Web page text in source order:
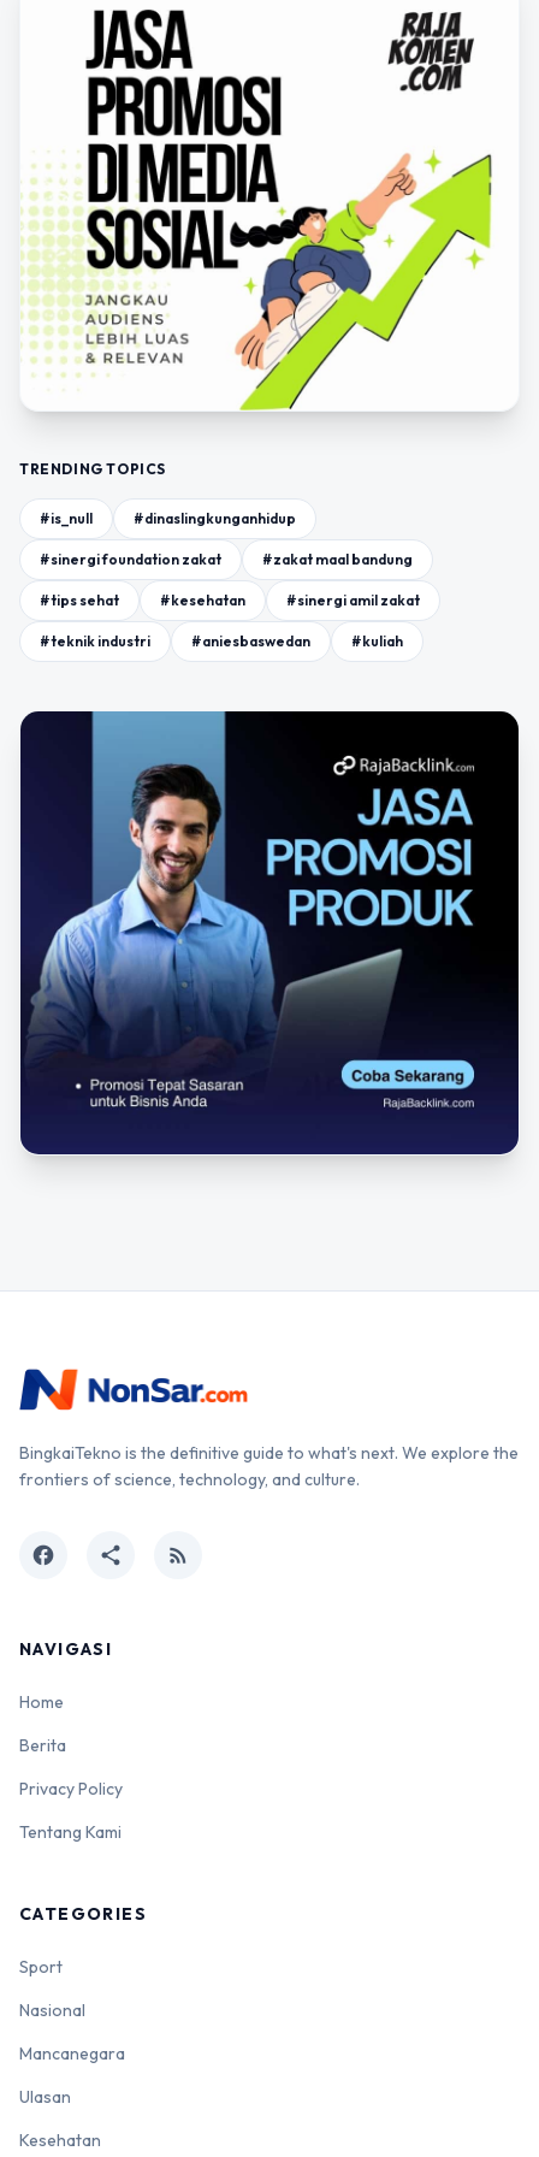
TRENDING TOPICS
#is_null #dinaslingkunganhidup
#sinergi foundation zakat #zakat maal bandung
#tips sehat #kesehatan #sinergi amil zakat
#teknik industri #aniesbaswedan #kuliah
BingkaiTekno is the definitive guide to what's next. We explore the
frontiers of science, technology, and culture.
facebook share rss_feed
NAVIGASI
Home
Berita
Privacy Policy
Tentang Kami
CATEGORIES
Sport
Nasional
Mancanegara
Ulasan
Kesehatan